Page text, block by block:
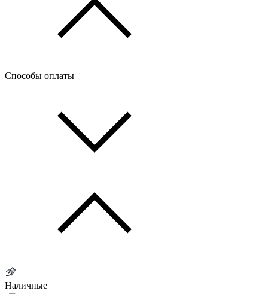
Способы оплаты
Наличные